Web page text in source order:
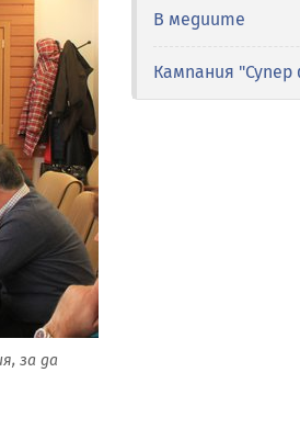
за да
В медиите
Кампания